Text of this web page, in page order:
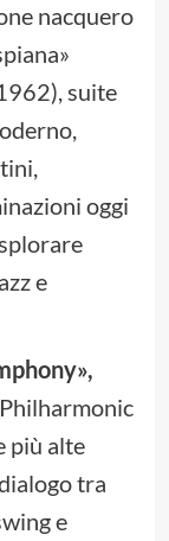
nacquero
suite
oggi
e
più alte
tra
e